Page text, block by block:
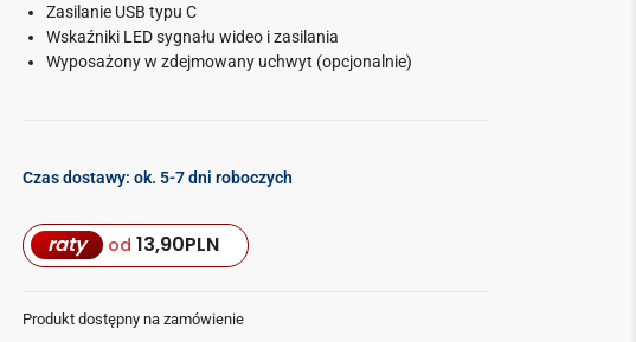
Zasilanie USB typu C
Wskaźniki LED sygnału wideo i zasilania
Wyposażony w zdejmowany uchwyt (opcjonalnie)
Czas dostawy: ok. 5-7 dni roboczych
raty od 13,90PLN
Produkt dostępny na zamówienie